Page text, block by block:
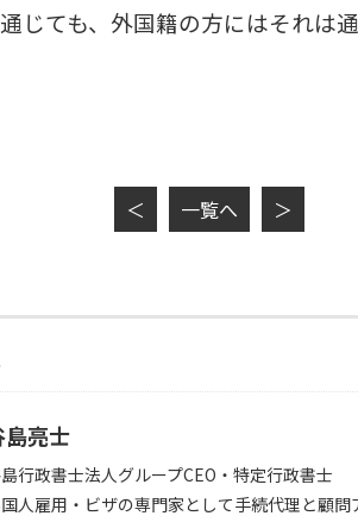
じても、外国籍の方にはそれは
＜ 一覧へ ＞
島亮士
行政書士法人グループCEO・特定行政書士
人雇用・ビザの専門家として手続代理と顧